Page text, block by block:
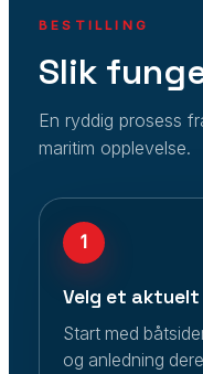
BESTILLING
Slik
En ryddig prosess
maritim opplevelse.
1
Velg et
Start med
og anledning